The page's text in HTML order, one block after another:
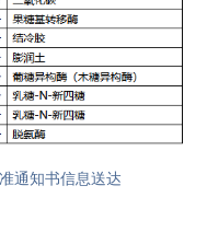
通知书信息送达